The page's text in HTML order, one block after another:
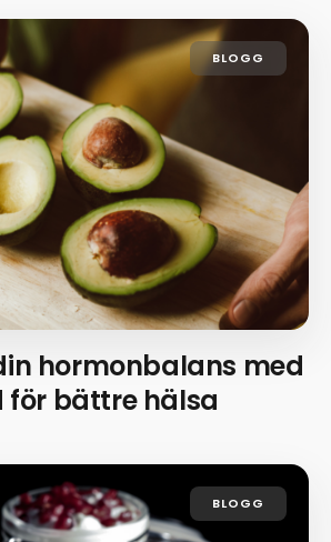
BLOGG
hormonbalans med
för bättre hälsa
BLOGG